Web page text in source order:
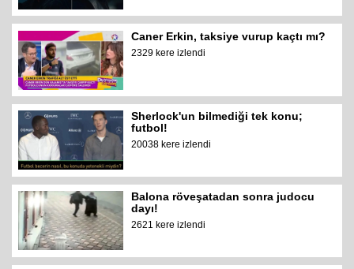
Caner Erkin, taksiye vurup kaçtı mı?
2329 kere izlendi
Sherlock'un bilmediği tek konu;
futbol!
20038 kere izlendi
Balona röveşatadan sonra judocu
dayı!
2621 kere izlendi